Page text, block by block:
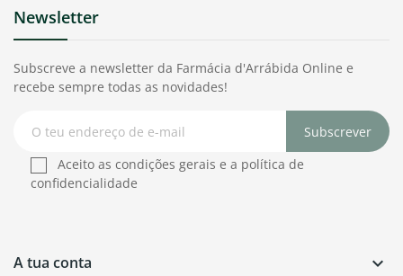
A tua conta 
Newsletter
Subscreve a newsletter da Farmácia d'Arrábida Online e
recebe sempre todas as novidades!
Subscrever
Aceito as condições gerais e a política de
confidencialidade